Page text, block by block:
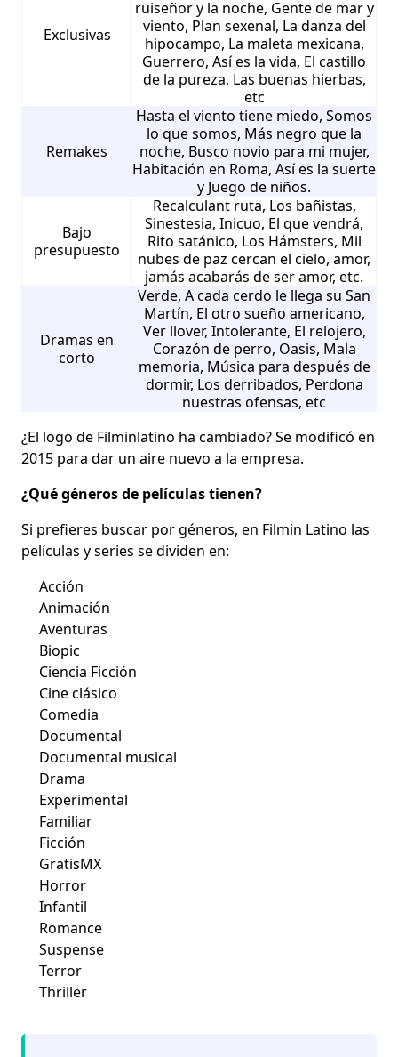
Exclusivas
ruiseñor y la noche, Gente de mar y
viento, Plan sexenal, La danza del
hipocampo, La maleta mexicana,
Guerrero, Así es la vida, El castillo
de la pureza, Las buenas hierbas,
etc
Remakes
Hasta el viento tiene miedo, Somos
lo que somos, Más negro que la
noche, Busco novio para mi mujer,
Habitación en Roma, Así es la suerte
y Juego de niños.
Bajo
presupuesto
Recalculant ruta, Los bañistas,
Sinestesia, Inicuo, El que vendrá,
Rito satánico, Los Hámsters, Mil
nubes de paz cercan el cielo, amor,
jamás acabarás de ser amor, etc.
Dramas en
corto
Verde, A cada cerdo le llega su San
Martín, El otro sueño americano,
Ver llover, Intolerante, El relojero,
Corazón de perro, Oasis, Mala
memoria, Música para después de
dormir, Los derribados, Perdona
nuestras ofensas, etc
¿El logo de Filminlatino ha cambiado?Se modificó en
2015 para dar un aire nuevo a la empresa.
¿Qué géneros de películas tienen?
Si prefieres buscar por géneros, en Filmin Latino las
películas y series se dividen en:
Acción
Animación
Aventuras
Biopic
Ciencia Ficción
Cine clásico
Comedia
Documental
Documental musical
Drama
Experimental
Familiar
Ficción
GratisMX
Horror
Infantil
Romance
Suspense
Terror
Thriller